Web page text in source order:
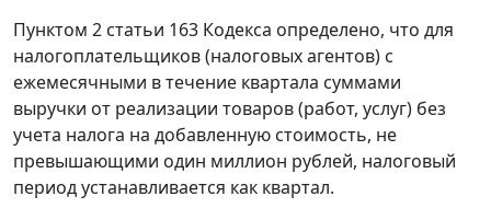
Пунктом 2 статьи 163 Кодекса определено, что для
налогоплательщиков (налоговых агентов) с
ежемесячными в течение квартала суммами
выручки от реализации товаров (работ, услуг) без
учета налога на добавленную стоимость, не
превышающими один миллион рублей, налоговый
период устанавливается как квартал.